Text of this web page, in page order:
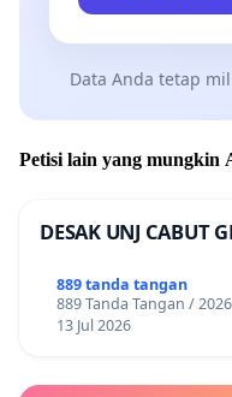
Data Anda tetap
Petisi lain yang mungkin
DESAK UNJ CABUT
889 tanda tangan
889 Tanda Tangan / 2026
13 Jul 2026